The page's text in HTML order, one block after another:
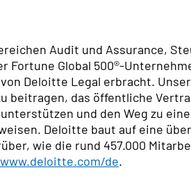
Audit und Assurance,
Fortune Global 500®-
Deloitte Legal erbracht.
beitragen, das öffentliche
und den Weg zu
Deloitte baut auf eine
wie die rund 457.000
www.deloitte.com/de.